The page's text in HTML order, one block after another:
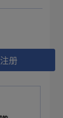
注册